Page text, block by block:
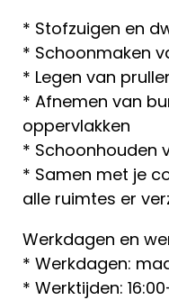
* Stofzuigen en
* Schoonmaken
* Legen van
* Afnemen van
oppervlakken
* Schoonhouden
* Samen met je
alle ruimtes er
Werkdagen en
* Werkdagen:
* Werktijden: